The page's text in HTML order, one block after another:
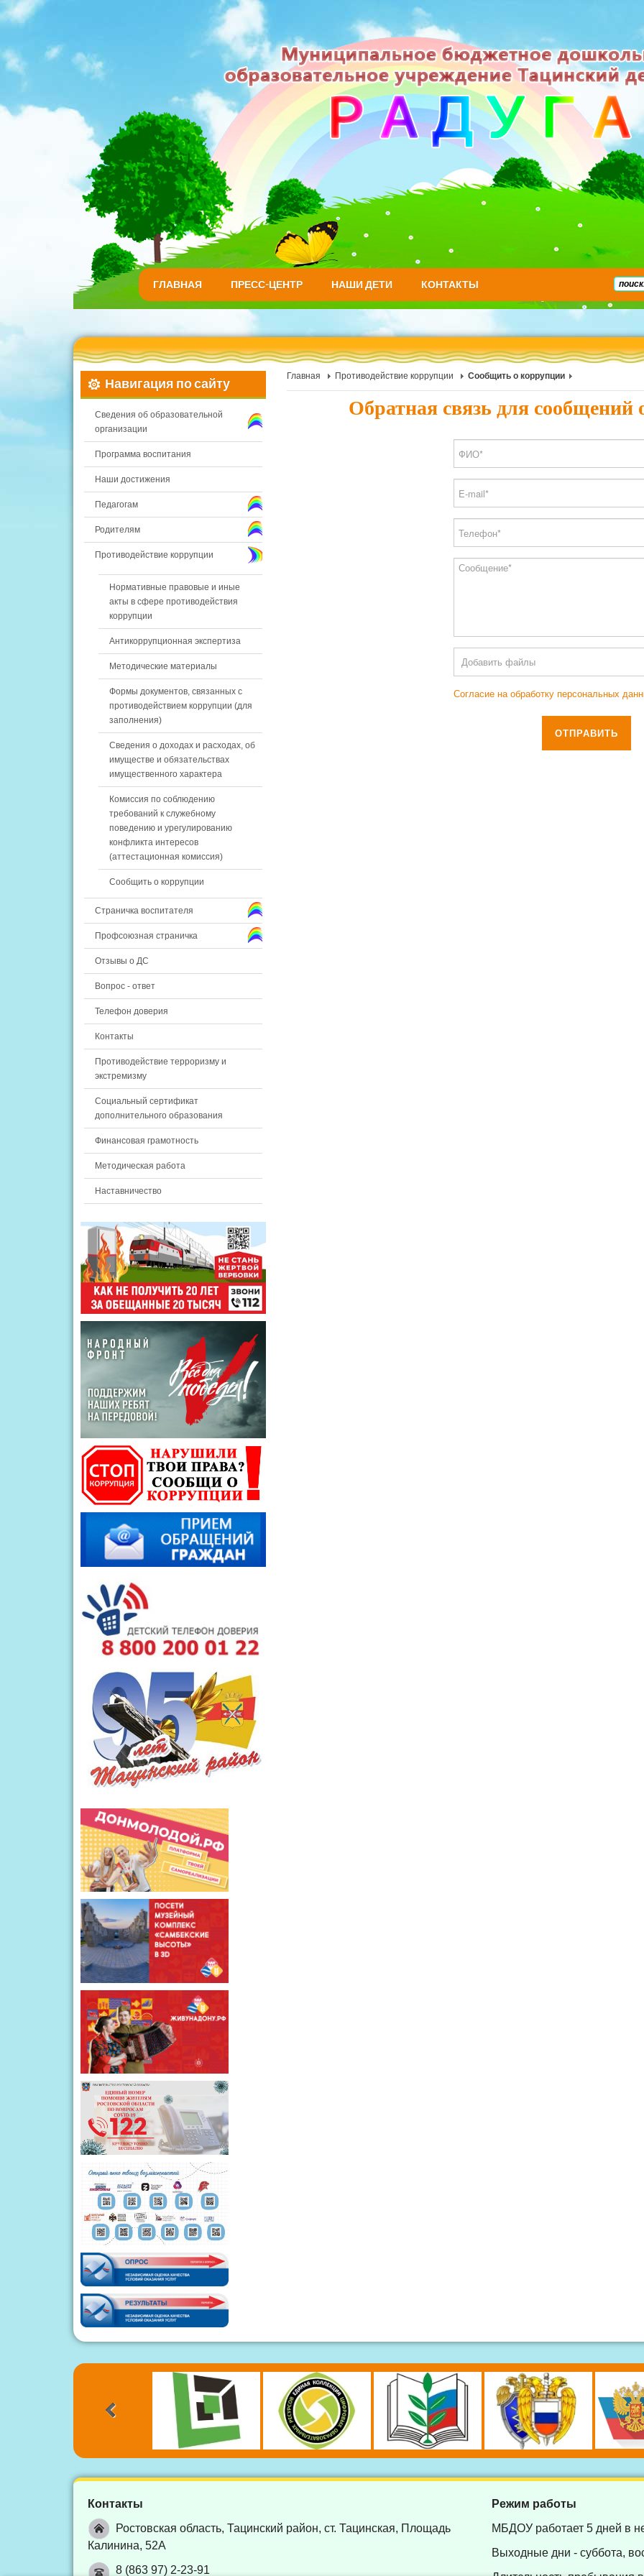
ГЛАВНАЯ ПРЕСС-ЦЕНТР НАШИ ДЕТИ КОНТАКТЫ
Главная Противодействие коррупции Сообщить о коррупции
Обратная связь для сообщений
Добавить файлы
Согласие на обработку персональных
ОТПРАВИТЬ
Навигация по сайту
Сведения об образовательной
организации
Программа воспитания
Наши достижения
Педагогам
Родителям
Противодействие коррупции
Нормативные правовые и иные
акты в сфере противодействия
коррупции
Антикоррупционная экспертиза
Методические материалы
Формы документов, связанных с
противодействием коррупции (для
заполнения)
Сведения о доходах и расходах, об
имуществе и обязательствах
имущественного характера
Комиссия по соблюдению
требований к служебному
поведению и урегулированию
конфликта интересов
(аттестационная комиссия)
Сообщить о коррупции
Страничка воспитателя
Профсоюзная страничка
Отзывы о ДС
Вопрос - ответ
Телефон доверия
Контакты
Противодействие терроризму и
экстремизму
Социальный сертификат
дополнительного образования
Финансовая грамотность
Методическая работа
Наставничество
Контакты
Ростовская область, Тацинский район, ст. Тацинская, Площадь
Калинина, 52А
8 (863 97) 2-23-91
Режим работы
МБДОУ работает 5 дней в
Выходные дни - суббота,